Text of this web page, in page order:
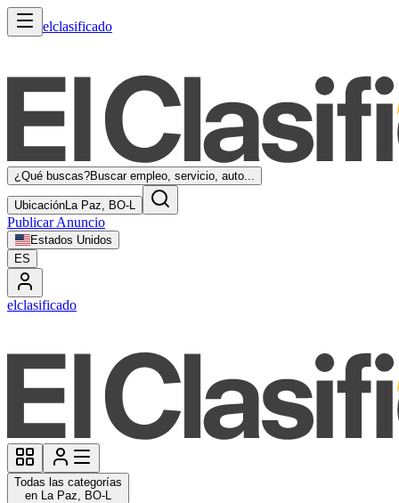
elclasificado
¿Qué buscas?Buscar empleo, servicio, auto...
UbicaciónLa Paz, BO-L
Publicar Anuncio
Estados Unidos
ES
elclasificado
Todas las categorías
en La Paz, BO-L